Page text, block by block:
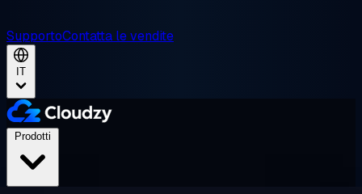
SupportoContatta le vendite
IT